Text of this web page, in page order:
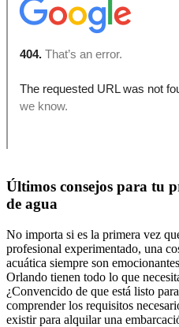
Últimos consejos para tu
de agua
No importa si es la primera vez
profesional experimentado, una
acuática siempre son
Orlando tienen todo lo que
¿Convencido de que está listo
comprender los requisitos
existir para alquilar una